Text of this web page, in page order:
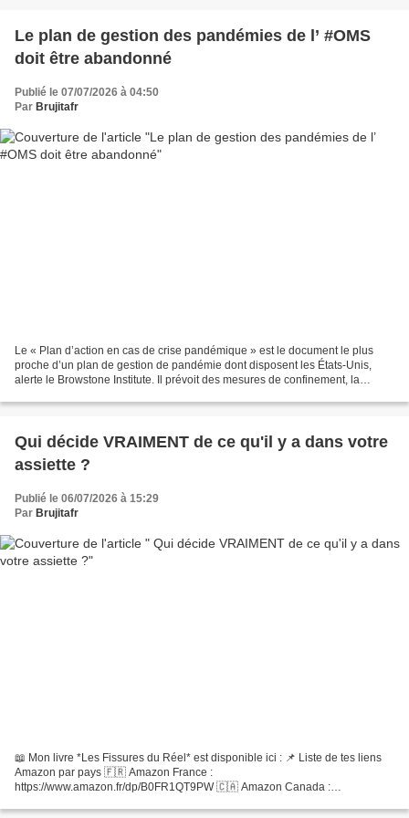
Le plan de gestion des pandémies de l’ #OMS
doit être abandonné
Publié le 07/07/2026 à 04:50
Par Brujitafr
Le « Plan d’action en cas de crise pandémique » est le document le plus
proche d’un plan de gestion de pandémie dont disposent les États-Unis,
alerte le Browstone Institute. Il prévoit des mesures de confinement, la
Qui décide VRAIMENT de ce qu'il y a dans votre
assiette ?
Publié le 06/07/2026 à 15:29
Par Brujitafr
📖 Mon livre *Les Fissures du Réel* est disponible ici : 📌 Liste de tes liens
Amazon par pays 🇫🇷 Amazon France :
https://www.amazon.fr/dp/B0FR1QT9PW 🇨🇦 Amazon Canada :